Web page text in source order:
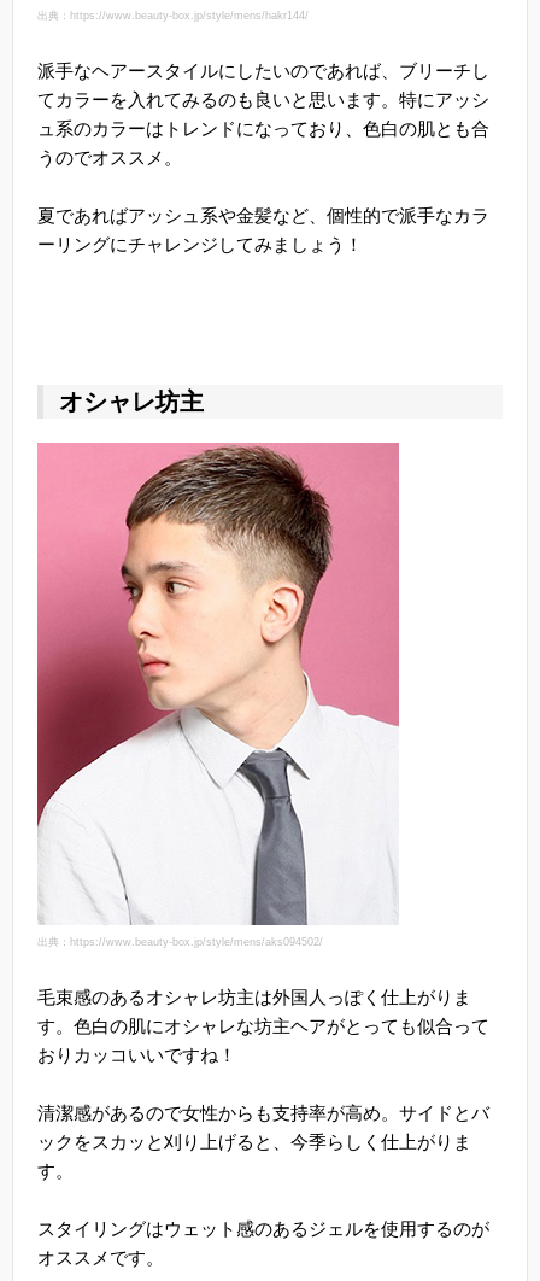
出典：https://www.beauty-box.jp/style/mens/hakr144/
派手なヘアースタイルにしたいのであれば、ブリーチし
てカラーを入れてみるのも良いと思います。特にアッシ
ュ系のカラーはトレンドになっており、色白の肌とも合
うのでオススメ。
夏であればアッシュ系や金髪など、個性的で派手なカラ
ーリングにチャレンジしてみましょう！
オシャレ坊主
出典：https://www.beauty-box.jp/style/mens/aks094502/
毛束感のあるオシャレ坊主は外国人っぽく仕上がりま
す。色白の肌にオシャレな坊主ヘアがとっても似合って
おりカッコいいですね！
清潔感があるので女性からも支持率が高め。サイドとバ
ックをスカッと刈り上げると、今季らしく仕上がりま
す。
スタイリングはウェット感のあるジェルを使用するのが
オススメです。